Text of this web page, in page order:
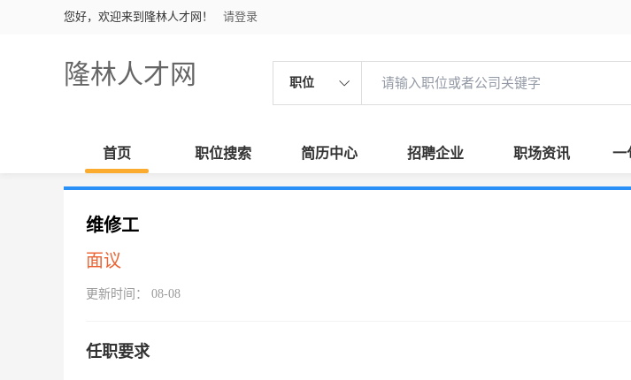
您好，欢迎来到隆林人才网！ 请登录
隆林人才网 职位
首页 职位搜索 简历中心 招聘企业 职场资讯 一
维修工
面议
更新时间： 08-08
任职要求